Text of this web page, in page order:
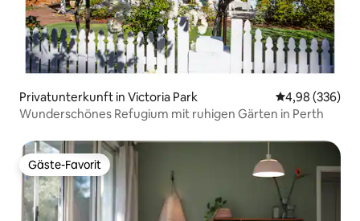
Privatunterkunft in Victoria Park
4,98 (336)
Wunderschönes Refugium mit ruhigen Gärten in Perth
Gäste-Favorit
Gäste-Favorit